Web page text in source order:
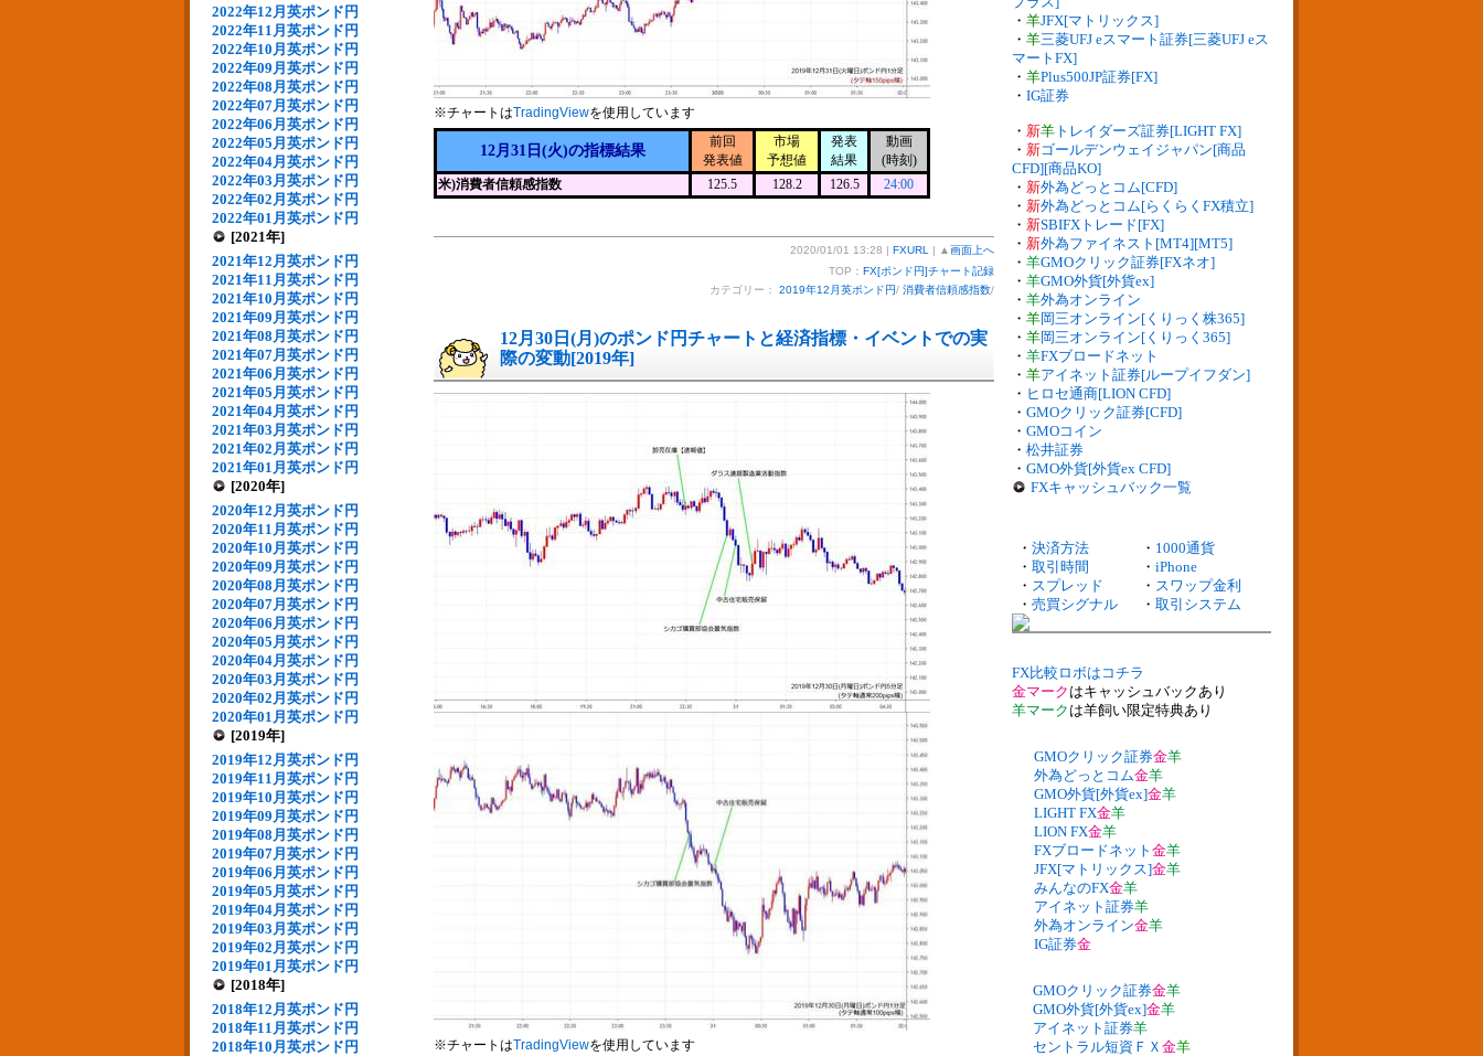
2022年12月英ポンド円
2022年11月英ポンド円
2022年10月英ポンド円
2022年09月英ポンド円
2022年08月英ポンド円
2022年07月英ポンド円
2022年06月英ポンド円
2022年05月英ポンド円
2022年04月英ポンド円
2022年03月英ポンド円
2022年02月英ポンド円
2022年01月英ポンド円
[2021年]
2021年12月英ポンド円
2021年11月英ポンド円
2021年10月英ポンド円
2021年09月英ポンド円
2021年08月英ポンド円
2021年07月英ポンド円
2021年06月英ポンド円
2021年05月英ポンド円
2021年04月英ポンド円
2021年03月英ポンド円
2021年02月英ポンド円
2021年01月英ポンド円
[2020年]
2020年12月英ポンド円
2020年11月英ポンド円
2020年10月英ポンド円
2020年09月英ポンド円
2020年08月英ポンド円
2020年07月英ポンド円
2020年06月英ポンド円
2020年05月英ポンド円
2020年04月英ポンド円
2020年03月英ポンド円
2020年02月英ポンド円
2020年01月英ポンド円
[2019年]
2019年12月英ポンド円
2019年11月英ポンド円
2019年10月英ポンド円
2019年09月英ポンド円
2019年08月英ポンド円
2019年07月英ポンド円
2019年06月英ポンド円
2019年05月英ポンド円
2019年04月英ポンド円
2019年03月英ポンド円
2019年02月英ポンド円
2019年01月英ポンド円
[2018年]
2018年12月英ポンド円
2018年11月英ポンド円
2018年10月英ポンド円
※チャートはTradingViewを使用しています
12月31日(火)の指標結果
前回
発表値
市場
予想値
発表
結果
動画
(時刻)
米)消費者信頼感指数
125.5 128.2 126.5 24:00
2020/01/01 13:28 | FXURL | ▲ 画面上へ
TOP： FX[ポンド円]チャート記録
カテゴリー： 2019年12月英ポンド円/ 消費者信頼感指数/
12月30日(月)のポンド円チャートと経済指標・イベントでの実
際の変動[2019年]
※チャートはTradingViewを使用しています
・ 羊JFX[マトリックス]
・ 羊三菱UFJ eスマート証券[三菱UFJ eス
マートFX]
・ 羊Plus500JP証券[FX]
・ IG証券
・ 新羊 トレイダーズ証券[LIGHT FX]
・ 新ゴールデンウェイジャパン[商品
CFD][商品KO]
・ 新外為どっとコム[CFD]
・ 新外為どっとコム[らくらくFX積立]
・ 新SBIFXトレード[FX]
・ 新外為ファイネスト[MT4][MT5]
・ 羊GMOクリック証券[FXネオ]
・ 羊GMO外貨[外貨ex]
・ 羊外為オンライン
・ 羊岡三オンライン[くりっく株365]
・ 羊岡三オンライン[くりっく365]
・ 羊FXブロードネット
・ 羊アイネット証券[ループイフダン]
・ ヒロセ通商[LION CFD]
・ GMOクリック証券[CFD]
・ GMOコイン
・ 松井証券
・ GMO外貨[外貨ex CFD]
FXキャッシュバック一覧
・ 決済方法 ・ 1000通貨
・ 取引時間 ・ iPhone
・ スプレッド ・ スワップ金利
・ 売買シグナル ・ 取引システム
FX比較ロボはコチラ
金マーク はキャッシュバックあり
羊マーク は羊飼い限定特典あり
GMOクリック証券金羊
外為どっとコム金羊
GMO外貨[外貨ex]金羊
LIGHT FX金羊
LION FX金羊
FXブロードネット 金羊
JFX[マトリックス]金羊
みんなのFX金羊
アイネット証券羊
外為オンライン金羊
IG証券金
GMOクリック証券金羊
GMO外貨[外貨ex]金羊
アイネット証券羊
セントラル短資ＦＸ 金羊